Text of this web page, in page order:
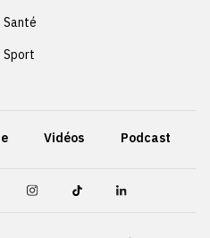
Santé
Sport
Vidéos Podcast